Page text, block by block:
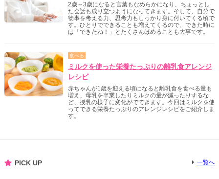
2歳～3歳になると言葉もなめらかになり、ちょっとし
た会話も成り立つようになってきます。そして、自分で
物事を考える力、思考力もしっかり身に付いてくる頃で
す。ひとりでできることも増えてくるので、できた時に
は「できたね！」とたくさんほめることも大事です。
食べる
ミルクを使った栄養たっぷりの離乳食アレンジ
レシピ
赤ちゃんが1歳を迎える頃になると離乳食を食べる量も
増え、母乳を卒業したりミルクの量が減ったりするな
ど、授乳の様子に変化がでてきます。今回はミルクを使
ってできる栄養たっぷりのアレンジレシピをご紹介しま
す。
PICK UP 一覧へ